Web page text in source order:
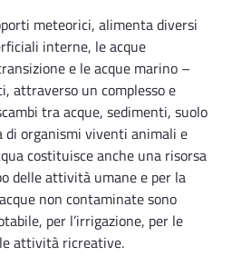
meteorici, alimenta diversi
interne, le acque
e le acque marino –
attraverso un complesso e
tra acque, sedimenti, suolo
di organismi viventi animali e
costituisce anche una risorsa
delle attività umane e per la
non contaminate sono
per l’irrigazione, per le
attività ricreative.